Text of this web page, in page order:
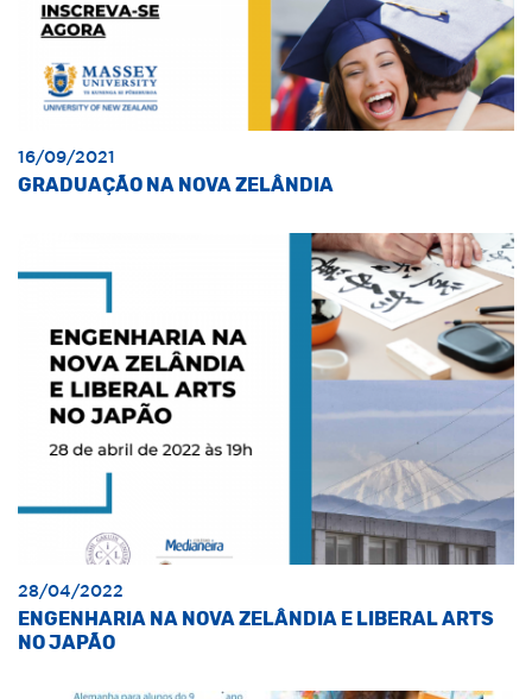
16/09/2021
GRADUAÇÃO NA NOVA ZELÂNDIA
28/04/2022
ENGENHARIA NA NOVA ZELÂNDIA E LIBERAL ARTS
NO JAPÃO